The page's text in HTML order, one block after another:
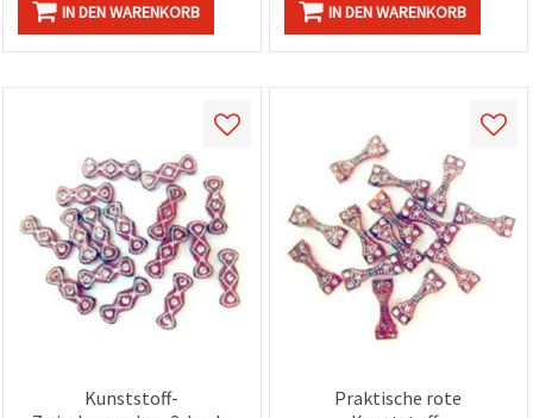
IN DEN WARENKORB IN DEN WARENKORB
Kunststoff-
Praktische rote